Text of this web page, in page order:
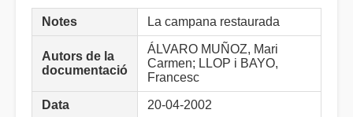
Notes La campana restaurada
Autors de la
documentació
ÁLVARO MUÑOZ, Mari
Carmen; LLOP i BAYO,
Francesc
Data 20-04-2002